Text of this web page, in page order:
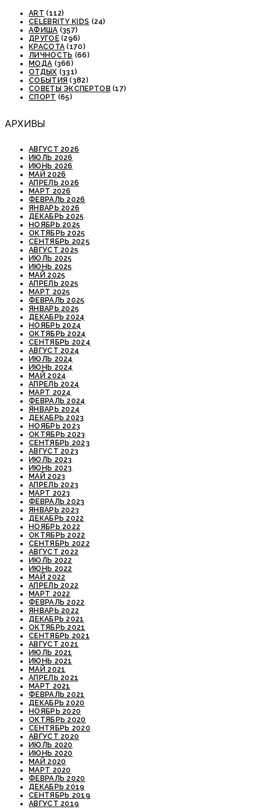
ART (112)
CELEBRITY KIDS (24)
АФИША (357)
ДРУГОЕ(296)
КРАСОТА (170)
ЛИЧНОСТЬ (66)
МОДА (366)
ОТДЫХ (331)
СОБЫТИЯ (382)
СОВЕТЫ ЭКСПЕРТОВ (17)
СПОРТ (65)
АРХИВЫ
АВГУСТ 2026
ИЮЛЬ 2026
ИЮНЬ 2026
МАЙ 2026
АПРЕЛЬ 2026
МАРТ 2026
ФЕВРАЛЬ 2026
ЯНВАРЬ 2026
ДЕКАБРЬ 2025
НОЯБРЬ 2025
ОКТЯБРЬ 2025
СЕНТЯБРЬ 2025
АВГУСТ 2025
ИЮЛЬ 2025
ИЮНЬ 2025
МАЙ 2025
АПРЕЛЬ 2025
МАРТ 2025
ФЕВРАЛЬ 2025
ЯНВАРЬ 2025
ДЕКАБРЬ 2024
НОЯБРЬ 2024
ОКТЯБРЬ 2024
СЕНТЯБРЬ 2024
АВГУСТ 2024
ИЮЛЬ 2024
ИЮНЬ 2024
МАЙ 2024
АПРЕЛЬ 2024
МАРТ 2024
ФЕВРАЛЬ 2024
ЯНВАРЬ 2024
ДЕКАБРЬ 2023
НОЯБРЬ 2023
ОКТЯБРЬ 2023
СЕНТЯБРЬ 2023
АВГУСТ 2023
ИЮЛЬ 2023
ИЮНЬ 2023
МАЙ 2023
АПРЕЛЬ 2023
МАРТ 2023
ФЕВРАЛЬ 2023
ЯНВАРЬ 2023
ДЕКАБРЬ 2022
НОЯБРЬ 2022
ОКТЯБРЬ 2022
СЕНТЯБРЬ 2022
АВГУСТ 2022
ИЮЛЬ 2022
ИЮНЬ 2022
МАЙ 2022
АПРЕЛЬ 2022
МАРТ 2022
ФЕВРАЛЬ 2022
ЯНВАРЬ 2022
ДЕКАБРЬ 2021
ОКТЯБРЬ 2021
СЕНТЯБРЬ 2021
АВГУСТ 2021
ИЮЛЬ 2021
ИЮНЬ 2021
МАЙ 2021
АПРЕЛЬ 2021
МАРТ 2021
ФЕВРАЛЬ 2021
ДЕКАБРЬ 2020
НОЯБРЬ 2020
ОКТЯБРЬ 2020
СЕНТЯБРЬ 2020
АВГУСТ 2020
ИЮЛЬ 2020
ИЮНЬ 2020
МАЙ 2020
МАРТ 2020
ФЕВРАЛЬ 2020
ДЕКАБРЬ 2019
СЕНТЯБРЬ 2019
АВГУСТ 2019